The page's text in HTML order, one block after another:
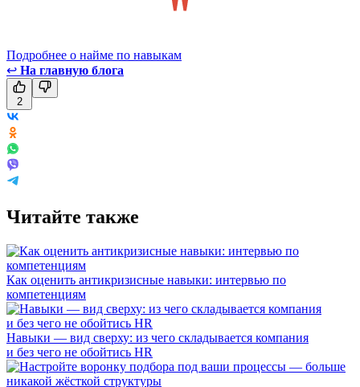
Подробнее о найме по навыкам
↩ На главную блога
2
Читайте также
Как оценить антикризисные навыки: интервью по
компетенциям
Навыки — вид сверху: из чего складывается компания
и без чего не обойтись HR